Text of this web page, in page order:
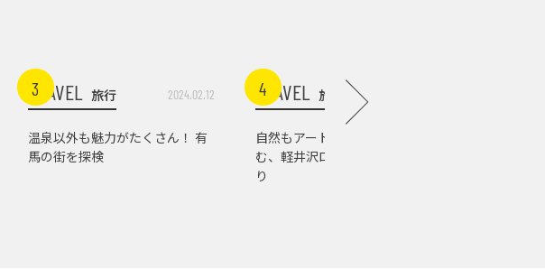
3
TRAVEL 旅行 2024.02.12
温泉以外も魅力がたくさん！ 有
馬の街を探検
4
TRAVEL 旅行
自然もアートもグルメも楽し
む、軽井沢ローカルスポット巡
り